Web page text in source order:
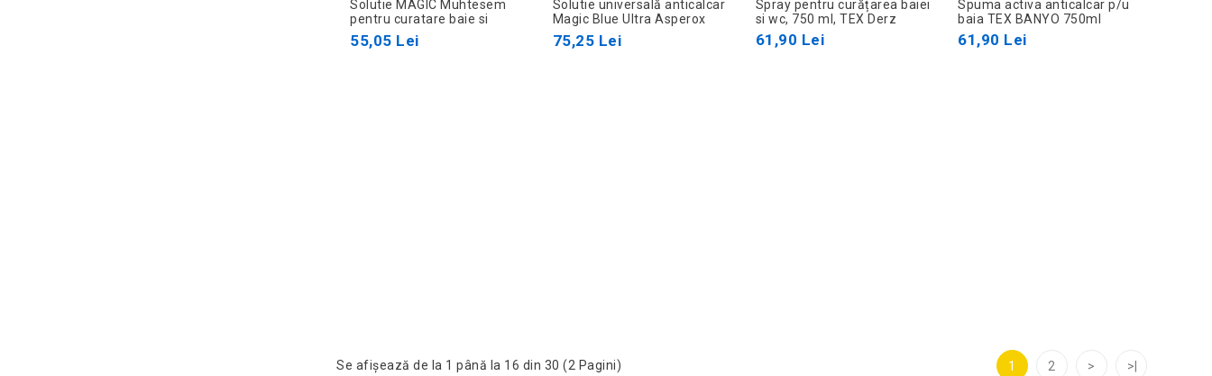
Solutie MAGIC Muhtesem
pentru curatare baie si
faianta, antirugina
1000gr/925ml TEX
55,05 Lei
Solutie universală anticalcar
Magic Blue Ultra Asperox
1000 ml
75,25 Lei
Spray pentru curățarea baiei
si wc, 750 ml, TEX Derz
61,90 Lei
Spuma activa anticalcar p/u
baia TEX BANYO 750ml
61,90 Lei
1 2 > >|
Se afişează de la 1 până la 16 din 30 (2 Pagini)